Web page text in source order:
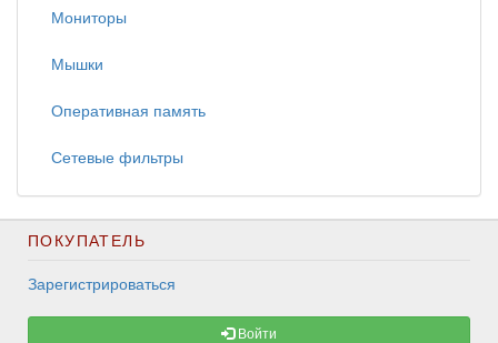
Мониторы
Мышки
Оперативная память
Сетевые фильтры
ПОКУПАТЕЛЬ
Зарегистрироваться
Войти